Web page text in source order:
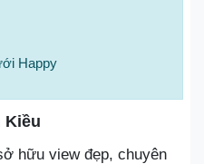
Happy
Kiều
hữu view đẹp, chuyên